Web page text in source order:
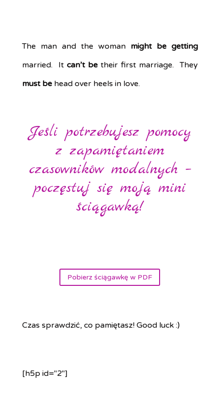
The man and the woman might be getting
married. It can’t betheir first marriage. They
must be head over heels in love.
Jeśli potrzebujesz pomocy
z zapamiętaniem
czasowników modalnych –
poczęstuj się moją mini
ściągawką!
Pobierz ściągawkę w PDF
Czas sprawdzić, co pamiętasz! Good luck :)
[h5p id="2"]